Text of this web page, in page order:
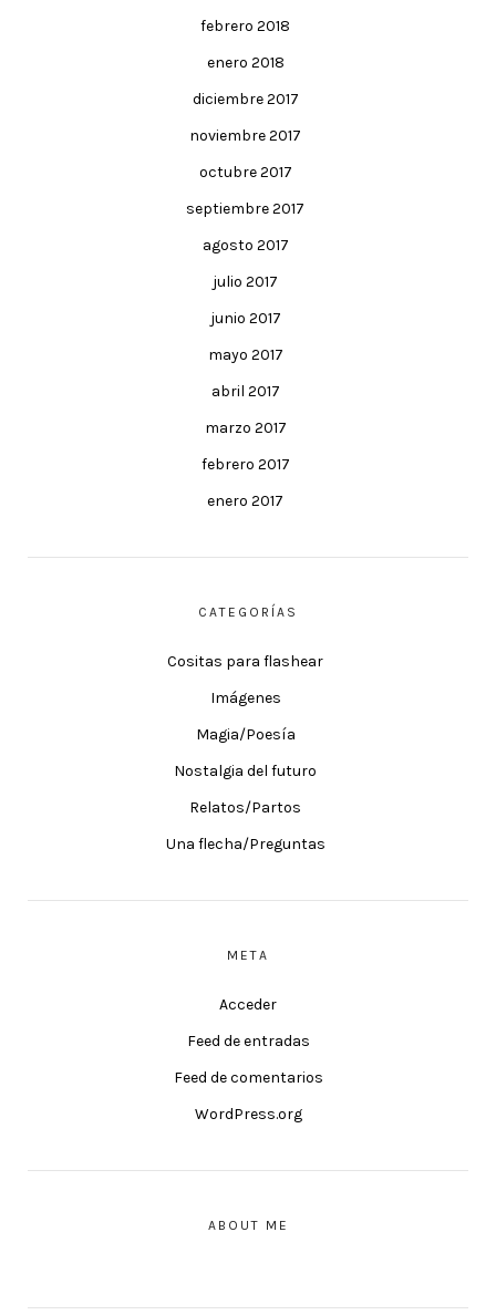
febrero 2018
enero 2018
diciembre 2017
noviembre 2017
octubre 2017
septiembre 2017
agosto 2017
julio 2017
junio 2017
mayo 2017
abril 2017
marzo 2017
febrero 2017
enero 2017
CATEGORÍAS
Cositas para flashear
Imágenes
Magia/Poesía
Nostalgia del futuro
Relatos/Partos
Una flecha/Preguntas
META
Acceder
Feed de entradas
Feed de comentarios
WordPress.org
ABOUT ME